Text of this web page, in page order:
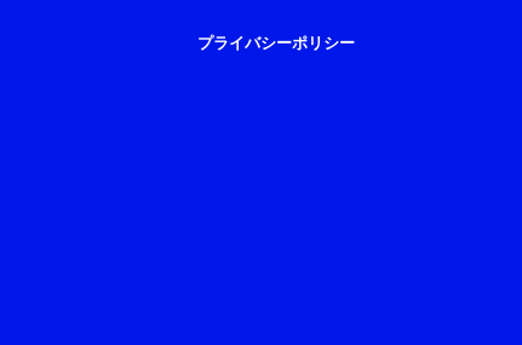
プライバシーポリシー